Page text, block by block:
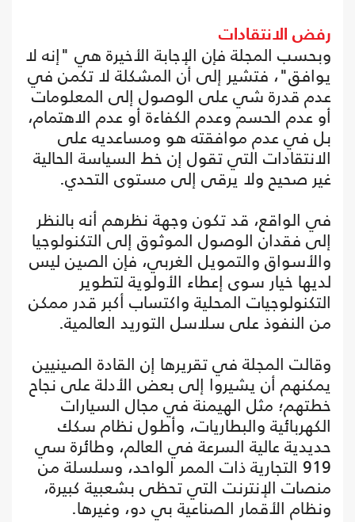
رفض الانتقادات
وبحسب المجلة فإن الإجابة الأخيرة هي "إنه لا
يوافق"، فتشير إلى أن المشكلة لا تكمن في
عدم قدرة شي على الوصول إلى المعلومات
أو عدم الحسم وعدم الكفاءة أو عدم الاهتمام،
بل في عدم موافقته هو ومساعديه على
الانتقادات التي تقول إن خط السياسة الحالية
غير صحيح ولا يرقى إلى مستوى التحدي.
في الواقع، قد تكون وجهة نظرهم أنه بالنظر
إلى فقدان الوصول الموثوق إلى التكنولوجيا
والأسواق والتمويل الغربي، فإن الصين ليس
لديها خيار سوى إعطاء الأولوية لتطوير
التكنولوجيات المحلية واكتساب أكبر قدر ممكن
من النفوذ على سلاسل التوريد العالمية.
وقالت المجلة في تقريرها إن القادة الصينيين
يمكنهم أن يشيروا إلى بعض الأدلة على نجاح
خطتهم؛ مثل الهيمنة في مجال السيارات
الكهربائية والبطاريات، وأطول نظام سكك
حديدية عالية السرعة في العالم، وطائرة سي
919 التجارية ذات الممر الواحد، وسلسلة من
منصات الإنترنت التي تحظى بشعبية كبيرة،
ونظام الأقمار الصناعية بي دو، وغيرها.